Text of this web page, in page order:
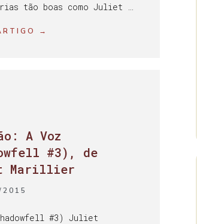
tão boas como Juliet …
→
A Voz
#3), de
Marillier
#3) Juliet